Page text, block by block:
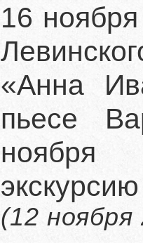
16
«Анна
пьесе
(12 ноября